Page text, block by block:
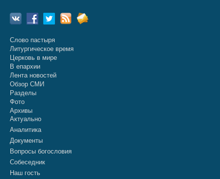
Слово пастыря
Литургическое время
Церковь в мире
В епархии
Лента новостей
Обзор СМИ
Разделы
Фото
Архивы
Актуально
Аналитика
Документы
Вопросы богословия
Собеседник
Наш гость